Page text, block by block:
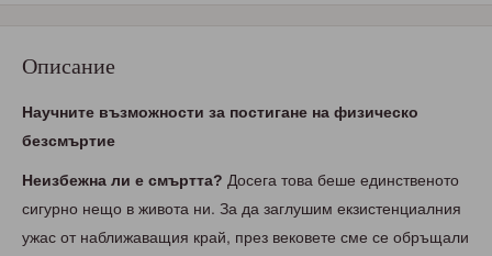
Описание
Научните възможности за постигане на физическо
безсмъртие
Неизбежна ли е смъртта? Досега това беше единственото
сигурно нещо в живота ни. За да заглушим екзистенциалния
ужас от наближаващия край, през вековете сме се обръщали